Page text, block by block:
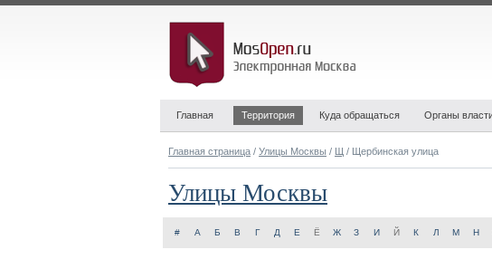
Главная Территория Куда обращаться Органы
Главная страница / Улицы Москвы / Щ / Щербинская улица
Улицы Москвы
# А Б В Г Д Е Ё Ж З И Й К Л М Н